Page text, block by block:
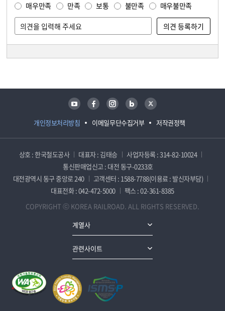
매우만족 만족 보통 불만족 매우불만족
개인정보처리방침 이메일무단수집거부 저작권정책
유튜브 페이스북 인스타그램 블로그 트위터
상호 : 한국철도공사 대표자 : 김태승
사업자등록 : 314-82-10024
통신판매업신고 : 대전 동구-0233호
대전광역시 동구 중앙로 240
고객센터 : 1588-7788(이용료 : 발신자부담)
대표전화 : 042-472-5000
팩스 : 02-361-8385
COPYRIGHT ⓒ KOREA RAILROAD. ALL RIGHTS RESERVED.
계열사
관련사이트